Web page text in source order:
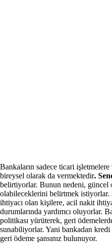
Bankaların sadece ticari
bireysel olarak da vermektedir.
belirtiyorlar. Bunun nedeni, güncel
olabileceklerini belirtmek istiyorlar.
ihtiyacı olan kişilere, acil nakit
durumlarında yardımcı oluyorlar.
politikası yürüterek, geri
sunabiliyorlar. Yani bankadan
geri ödeme şansınız bulunuyor.